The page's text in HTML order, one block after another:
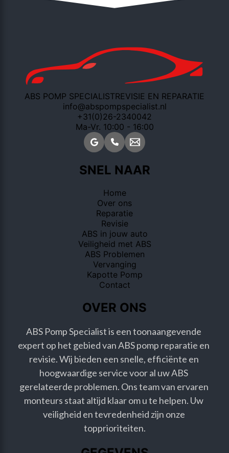
ABS POMP SPECIALISTREVISIE EN REPARATIE
info@abspompspecialist.nl
+31(0)26-2340042
Ma-Vr. 10:00 - 16:00
SNEL NAAR
Home
Over ons
Reparatie
Revisie
ABS in jouw auto
Veiligheid met ABS
ABS Problemen
Vervanging
Kapotte Pomp
Contact
OVER ONS
ABS Pomp Specialist is een toonaangevende
expert op het gebied van ABS pomp reparatie en
revisie. Wij bieden een snelle, efficiënte en
hoogwaardige service voor al uw ABS
gerelateerde problemen. Ons team van ervaren
monteurs staat altijd klaar om u te helpen. Uw
veiligheid en tevredenheid zijn onze
topprioriteiten.